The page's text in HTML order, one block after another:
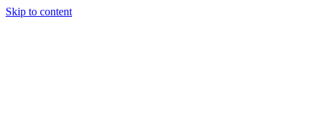
Skip to content